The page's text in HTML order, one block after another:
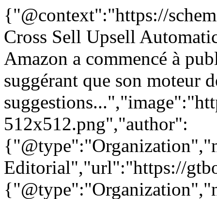
{"@context":"https://
Cross Sell Upsell
Amazon a commencé à
suggérant que son moteur
512x512.png","author":
Editorial","url":"https://